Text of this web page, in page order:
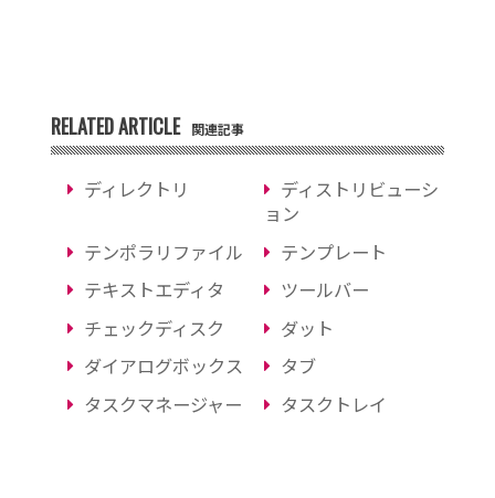
RELATED ARTICLE 関連記事
ディレクトリ
ディストリビューシ
ョン
テンポラリファイル
テンプレート
テキストエディタ
ツールバー
チェックディスク
ダット
ダイアログボックス
タブ
タスクマネージャー
タスクトレイ